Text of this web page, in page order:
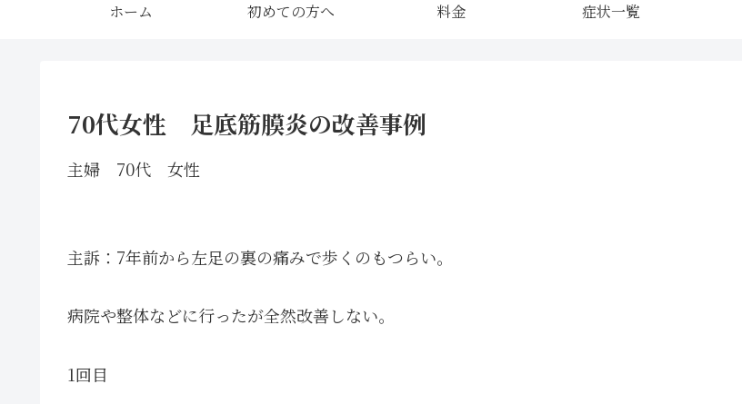
ホーム 初めての方へ 料金 症状一覧
70代女性 足底筋膜炎の改善事例
主婦 70代 女性
主訴：7年前から左足の裏の痛みで歩くのもつらい。
病院や整体などに行ったが全然改善しない。
1回目